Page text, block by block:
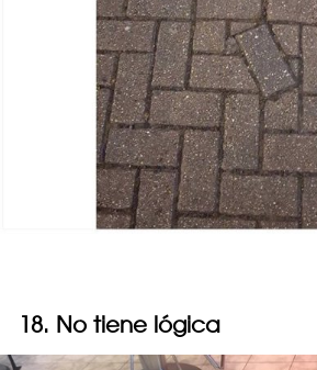
18. No tiene lógica